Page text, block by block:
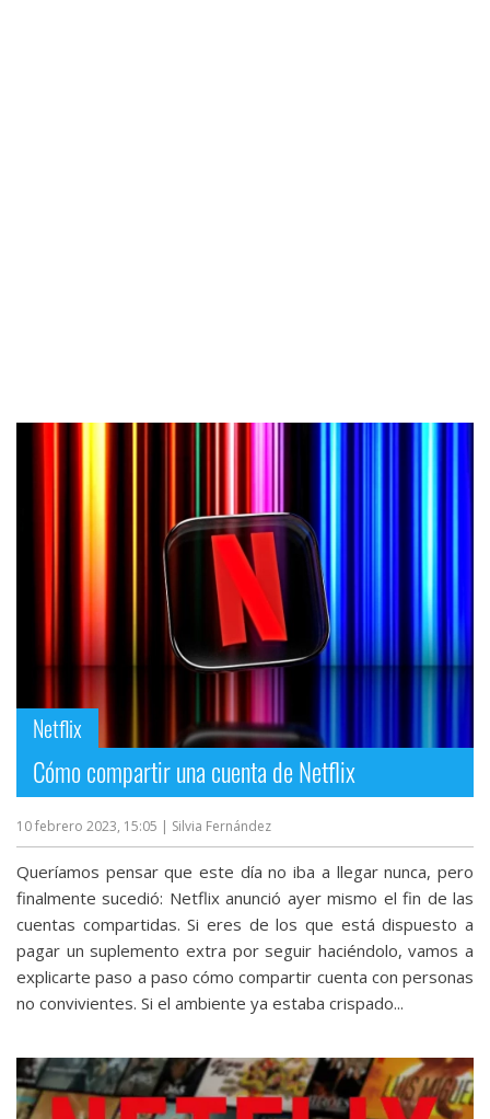
Netflix
Cómo compartir una cuenta de Netflix
10 febrero 2023, 15:05 | Silvia Fernández
Queríamos pensar que este día no iba a llegar nunca, pero
finalmente sucedió: Netflix anunció ayer mismo el fin de las
cuentas compartidas. Si eres de los que está dispuesto a
pagar un suplemento extra por seguir haciéndolo, vamos a
explicarte paso a paso cómo compartir cuenta con personas
no convivientes. Si el ambiente ya estaba crispado...